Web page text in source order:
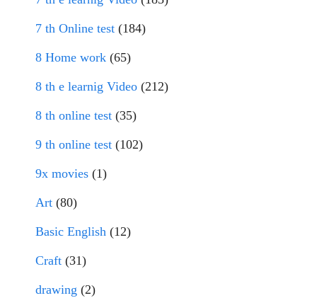
7 th Online test (184)
8 Home work (65)
8 th e learnig Video (212)
8 th online test (35)
9 th online test (102)
9x movies (1)
Art (80)
Basic English (12)
Craft (31)
drawing (2)